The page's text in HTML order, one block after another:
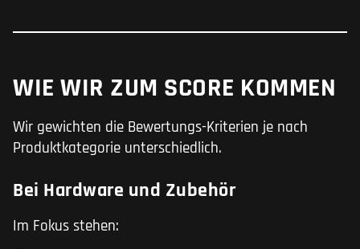
WIE WIR ZUM SCORE KOMMEN
Wir gewichten die Bewertungs-Kriterien je nach
Produktkategorie unterschiedlich.
Bei Hardware und Zubehör
Im Fokus stehen: